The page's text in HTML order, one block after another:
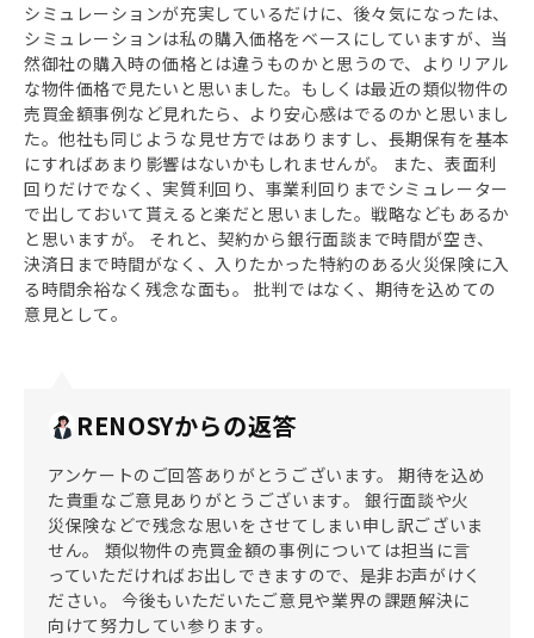
シミュレーションが充実しているだけに、後々気になったは、
シミュレーションは私の購入価格をベースにしていますが、当
然御社の購入時の価格とは違うものかと思うので、よりリアル
な物件価格で見たいと思いました。もしくは最近の類似物件の
売買金額事例など見れたら、より安心感はでるのかと思いまし
た。他社も同じような見せ方ではありますし、長期保有を基本
にすればあまり影響はないかもしれませんが。 また、表面利
回りだけでなく、実質利回り、事業利回りまでシミュレーター
で出しておいて貰えると楽だと思いました。戦略などもあるか
と思いますが。 それと、契約から銀行面談まで時間が空き、
決済日まで時間がなく、入りたかった特約のある火災保険に入
る時間余裕なく残念な面も。 批判ではなく、期待を込めての
意見として。
RENOSYからの返答
アンケートのご回答ありがとうございます。 期待を込め
た貴重なご意見ありがとうございます。 銀行面談や火
災保険などで残念な思いをさせてしまい申し訳ございま
せん。 類似物件の売買金額の事例については担当に言
っていただければお出しできますので、是非お声がけく
ださい。 今後もいただいたご意見や業界の課題解決に
向けて努力してい参ります。